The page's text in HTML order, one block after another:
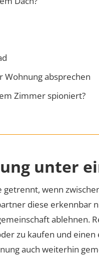
Wohnung absprechen
Zimmer spioniert?
unter
wenn
diese erkennbar
ablehnen.
zu kaufen und
auch weiterhin